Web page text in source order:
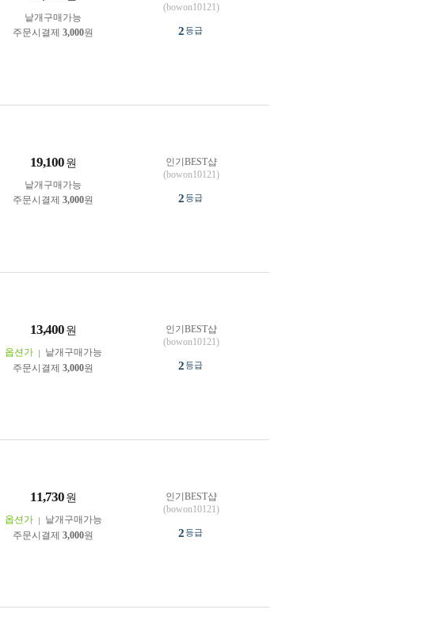
낱개구매가능
주문시결제 3,000원
(bowon10121)
2등급
19,100 원
낱개구매가능
주문시결제 3,000원
인기BEST샵
(bowon10121)
2등급
13,400 원
옵션가
낱개구매가능
주문시결제 3,000원
인기BEST샵
(bowon10121)
2등급
11,730 원
옵션가
낱개구매가능
주문시결제 3,000원
인기BEST샵
(bowon10121)
2등급